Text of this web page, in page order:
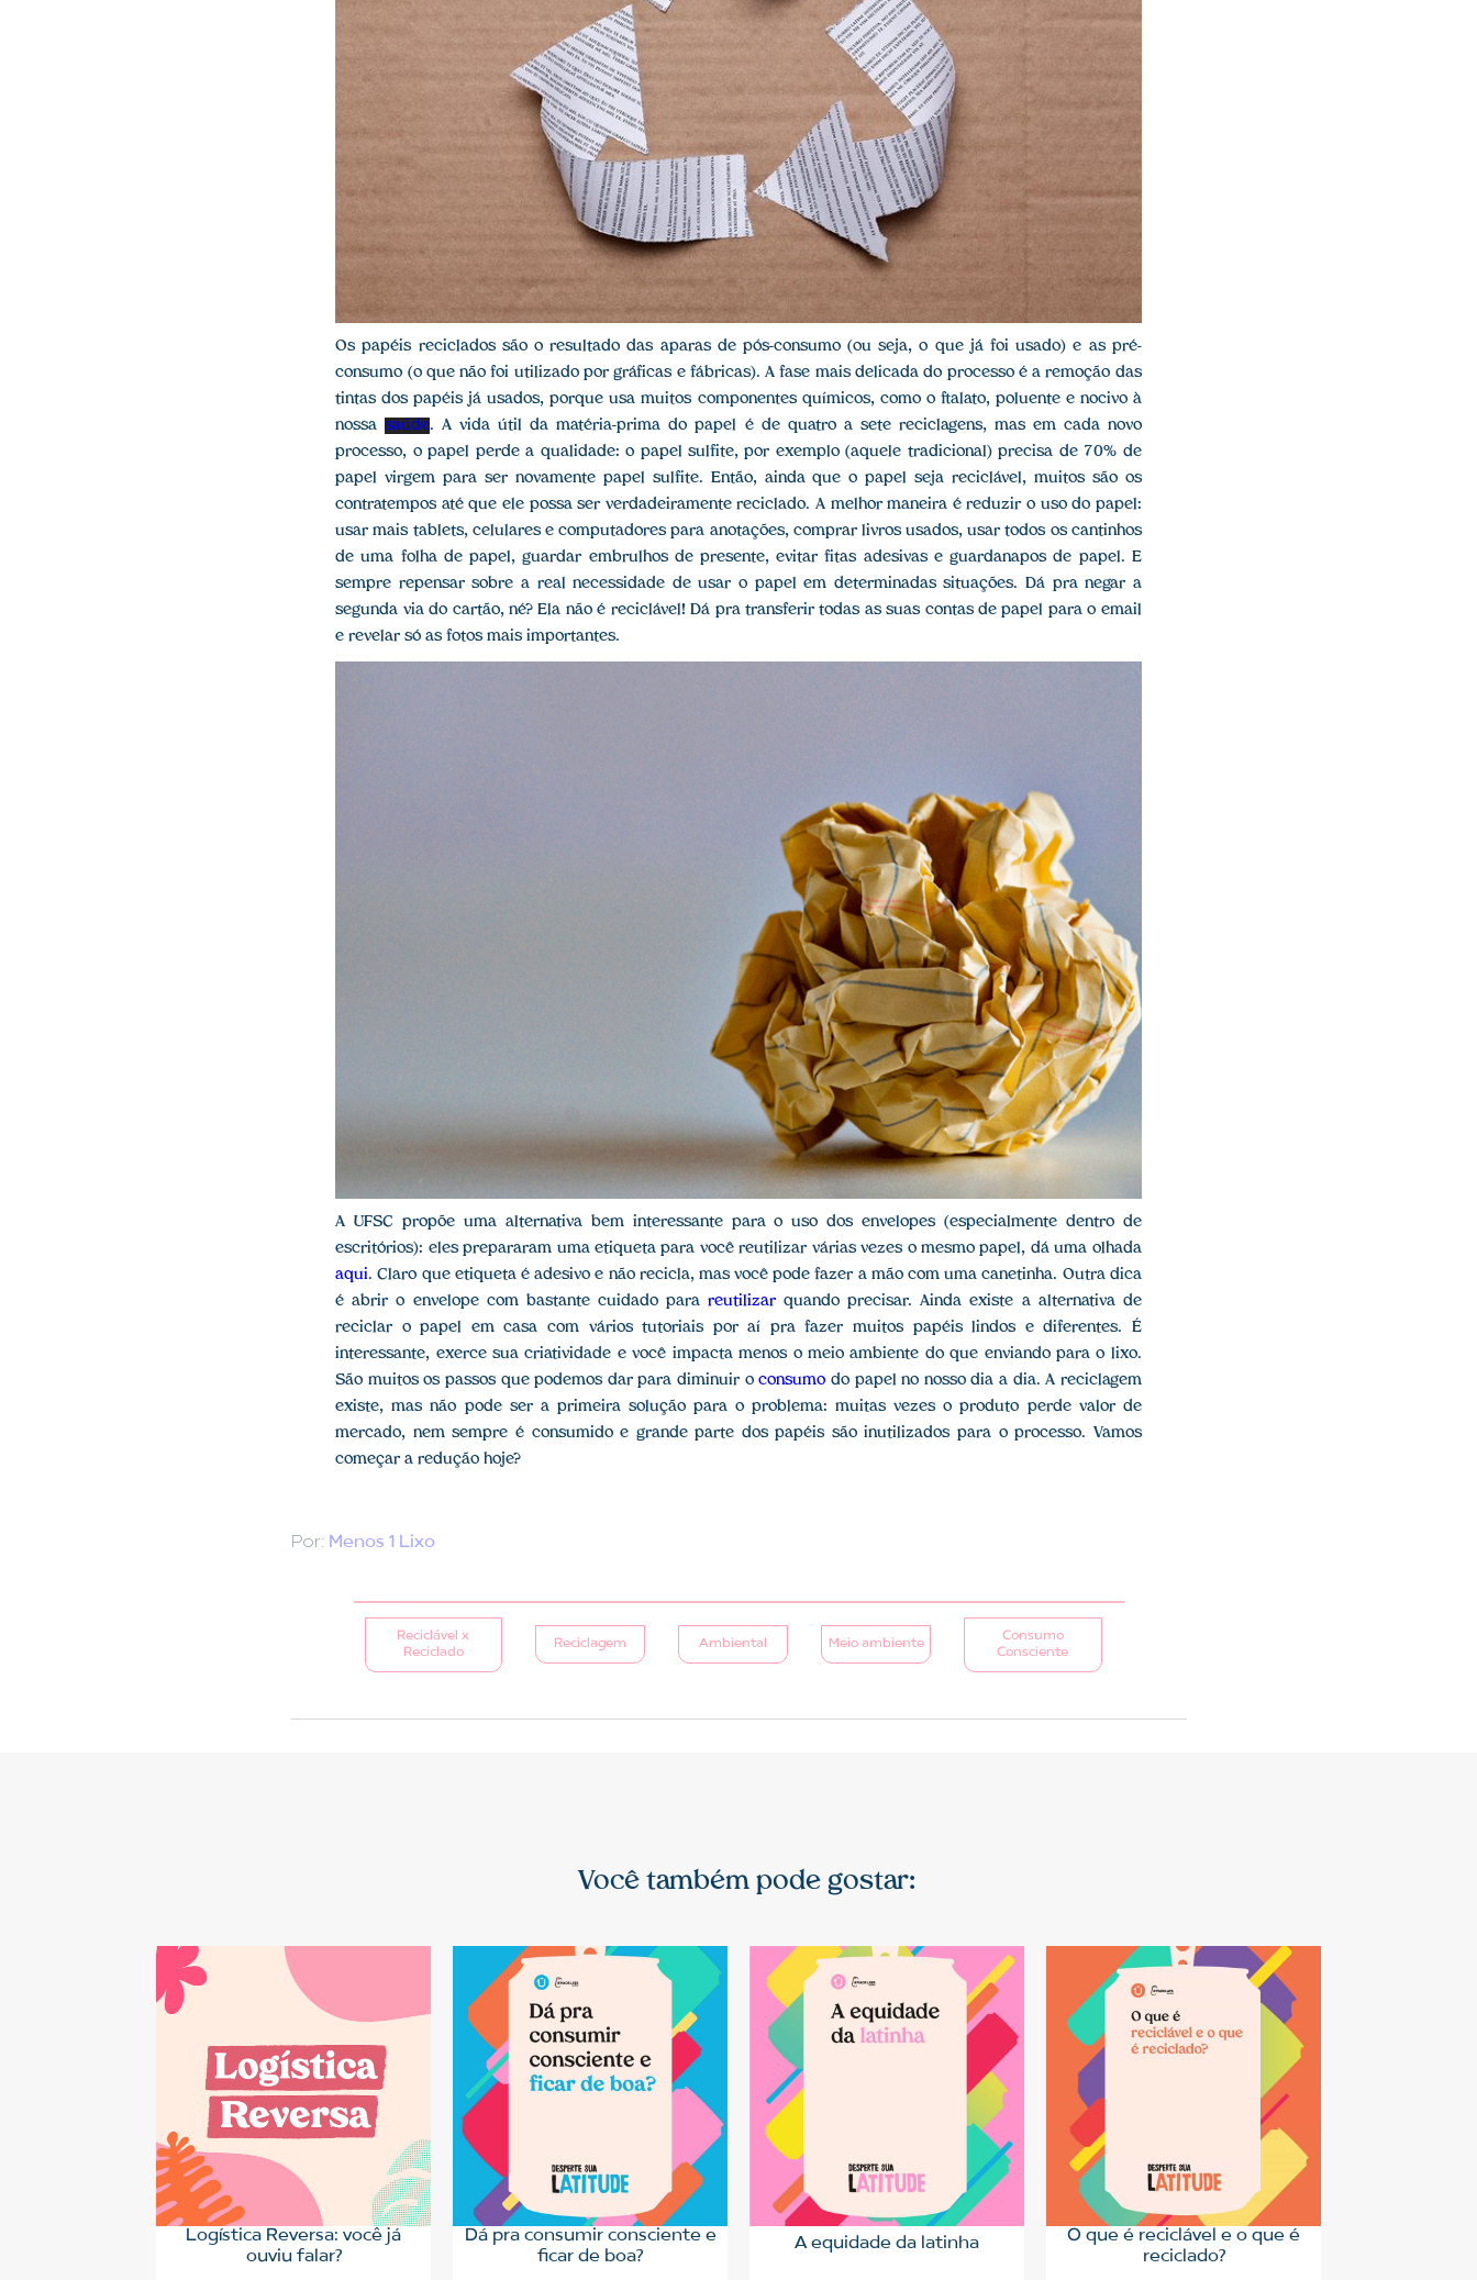
Os papéis reciclados são o resultado das aparas de pós-consumo (ou seja, o que já foi usado) e as pré-
consumo (o que não foi utilizado por gráficas e fábricas). A fase mais delicada do processo é a remoção das
tintas dos papéis já usados, porque usa muitos componentes químicos, como o ftalato, poluente e nocivo à
nossasaúde. A vida útil da matéria-prima do papel é de quatro a sete reciclagens, mas em cada novo
processo, o papel perde a qualidade: o papel sulfite, por exemplo (aquele tradicional) precisa de 70% de
papel virgem para ser novamente papel sulfite. Então, ainda que o papel seja reciclável, muitos são os
contratempos até que ele possa ser verdadeiramente reciclado. A melhor maneira é reduzir o uso do papel:
usar mais tablets, celulares e computadores para anotações, comprar livros usados, usar todos os cantinhos
de uma folha de papel, guardar embrulhos de presente, evitar fitas adesivas e guardanapos de papel. E
sempre repensar sobre a real necessidade de usar o papel em determinadas situações. Dá pra negar a
segunda via do cartão, né? Ela não é reciclável! Dá pra transferir todas as suas contas de papel para o email
e revelar só as fotos mais importantes.
A UFSC propõe uma alternativa bem interessante para o uso dos envelopes (especialmente dentro de
escritórios): eles prepararam uma etiqueta para você reutilizar várias vezes o mesmo papel, dá uma olhada
aqui. Claro que etiqueta é adesivo e não recicla, mas você pode fazer a mão com uma canetinha. Outra dica
é abrir o envelope com bastante cuidado parareutilizar quando precisar. Ainda existe a alternativa de
reciclar o papel em casa com vários tutoriais por aí pra fazer muitos papéis lindos e diferentes. É
interessante, exerce sua criatividade e você impacta menos o meio ambiente do que enviando para o lixo.
São muitos os passos que podemos dar para diminuir oconsumo do papel no nosso dia a dia. A reciclagem
existe, mas não pode ser a primeira solução para o problema: muitas vezes o produto perde valor de
mercado, nem sempre é consumido e grande parte dos papéis são inutilizados para o processo. Vamos
começar a redução hoje?
Menos 1 Lixo
Por:
Reciclável x
Reciclado
Reciclagem Ambiental Meio ambiente
Consumo
Consciente
Você também pode gostar:
Logística Reversa: você já
ouviu falar?
Dá pra consumir consciente e
ficar de boa?
A equidade da latinha
O que é reciclável e o que é
reciclado?